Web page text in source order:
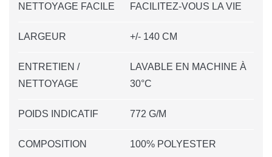
NETTOYAGE FACILE FACILITEZ-VOUS LA VIE
LARGEUR +/- 140 CM
ENTRETIEN /
NETTOYAGE
LAVABLE EN MACHINE À
30°C
POIDS INDICATIF 772 G/M
COMPOSITION 100% POLYESTER